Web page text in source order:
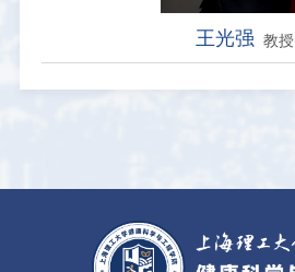
王光强 教授